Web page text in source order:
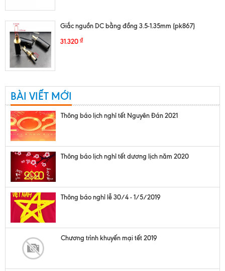
Giắc nguồn DC bằng đồng 3.5-1.35mm (pk867)
31.320 ₫
BÀI VIẾT MỚI
Thông báo lịch nghỉ tết Nguyên Đán 2021
Thông báo lịch nghỉ tết dương lịch năm 2020
Thông báo nghỉ lễ 30/4 - 1/5/2019
Chương trình khuyến mại tết 2019